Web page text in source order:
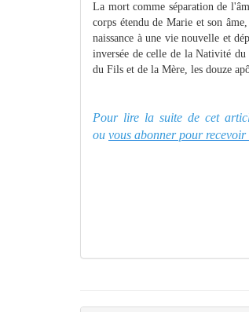
La mort comme séparation de
corps étendu de Marie et son
naissance à une vie nouvelle et
inversée de celle de la Nativité
du Fils et de la Mère, les douze
Pour lire la suite de cet
ou vous abonner pour recevoir